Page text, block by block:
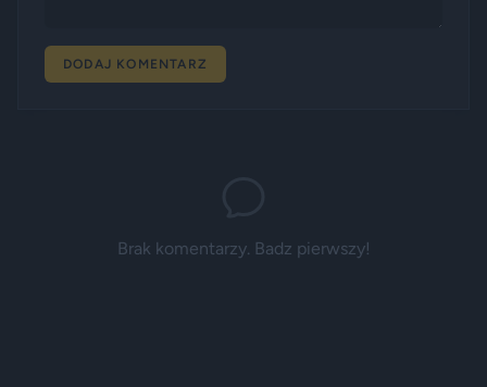
DODAJ KOMENTARZ
Brak komentarzy. Badz pierwszy!